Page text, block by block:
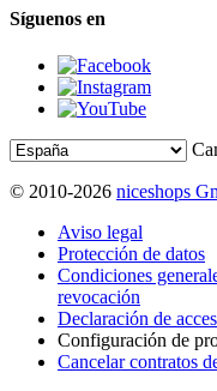
Síguenos en
© 2010-2026 niceshops
Aviso legal
Protección de datos
Condiciones
revocación
Declaración de
Configuración de
Cancelar contratos